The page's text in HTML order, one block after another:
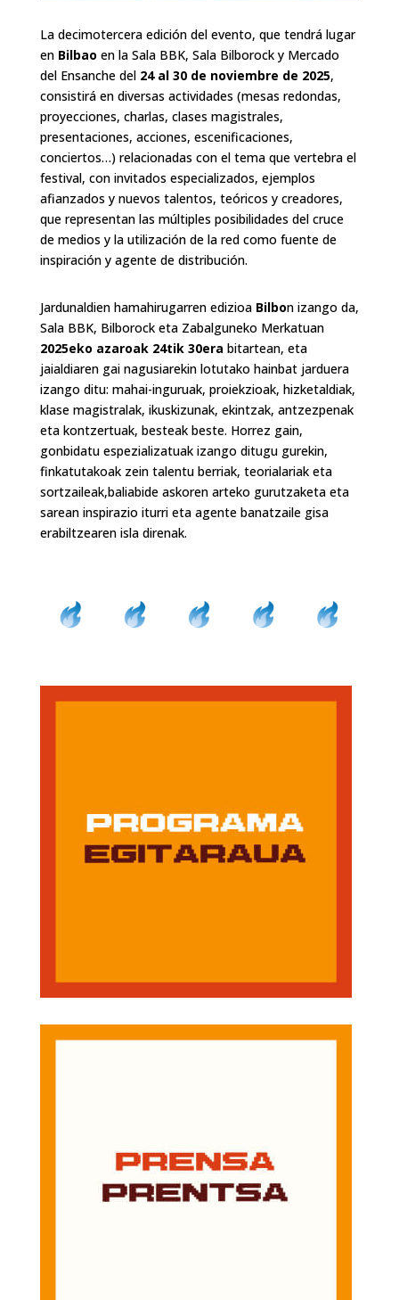
La decimotercera edición del evento, que tendrá lugar
en Bilbao en la Sala BBK, Sala Bilborock y Mercado
del Ensanche del24 al 30 de noviembre de 2025,
consistirá en diversas actividades (mesas redondas,
proyecciones, charlas, clases magistrales,
presentaciones, acciones, escenificaciones,
conciertos…) relacionadas con el tema que vertebra el
festival, con invitados especializados, ejemplos
afianzados y nuevos talentos, teóricos y creadores,
que representan las múltiples posibilidades del cruce
de medios y la utilización de la red como fuente de
inspiración y agente de distribución.
Jardunaldien hamahirugarren edizioa Bilbon izango da,
Sala BBK, Bilborock eta Zabalguneko Merkatuan
2025eko azaroak 24tik 30era bitartean, eta
jaialdiaren gai nagusiarekin lotutako hainbat jarduera
izango ditu: mahai-inguruak, proiekzioak, hizketaldiak,
klase magistralak, ikuskizunak, ekintzak, antzezpenak
eta kontzertuak, besteak beste. Horrez gain,
gonbidatu espezializatuak izango ditugu gurekin,
finkatutakoak zein talentu berriak, teorialariak eta
sortzaileak,baliabide askoren arteko gurutzaketa eta
sarean inspirazio iturri eta agente banatzaile gisa
erabiltzearen isla direnak.